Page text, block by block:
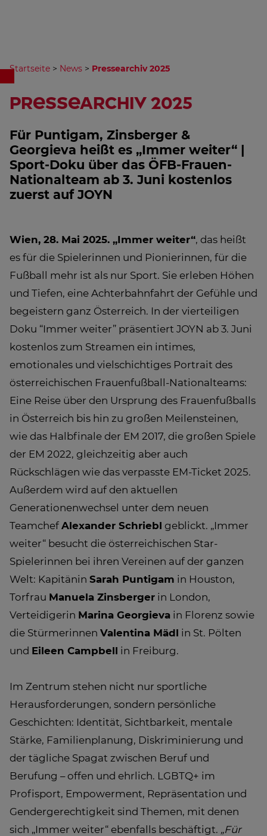
Startseite > News > Pressearchiv 2025
Pressearchiv 2025
Für Puntigam, Zinsberger &
Georgieva heißt es „Immer weiter“ |
Sport-Doku über das ÖFB-Frauen-
Nationalteam ab 3. Juni kostenlos
zuerst auf JOYN
Wien, 28. Mai 2025. „Immer weiter“, das heißt
es für die Spielerinnen und Pionierinnen, für die
Fußball mehr ist als nur Sport. Sie erleben Höhen
und Tiefen, eine Achterbahnfahrt der Gefühle und
begeistern ganz Österreich. In der vierteiligen
Doku “Immer weiter” präsentiert JOYN ab 3. Juni
kostenlos zum Streamen ein intimes,
emotionales und vielschichtiges Portrait des
österreichischen Frauenfußball-Nationalteams:
Eine Reise über den Ursprung des Frauenfußballs
in Österreich bis hin zu großen Meilensteinen,
wie das Halbfinale der EM 2017, die großen Spiele
der EM 2022, gleichzeitig aber auch
Rückschlägen wie das verpasste EM-Ticket 2025.
Außerdem wird auf den aktuellen
Generationenwechsel unter dem neuen
Teamchef Alexander Schriebl geblickt. „Immer
weiter“ besucht die österreichischen Star-
Spielerinnen bei ihren Vereinen auf der ganzen
Welt: Kapitänin Sarah Puntigam in Houston,
Torfrau Manuela Zinsberger in London,
Verteidigerin Marina Georgieva in Florenz sowie
die Stürmerinnen Valentina Mädl in St. Pölten
und Eileen Campbell in Freiburg.
Im Zentrum stehen nicht nur sportliche
Herausforderungen, sondern persönliche
Geschichten: Identität, Sichtbarkeit, mentale
Stärke, Familienplanung, Diskriminierung und
der tägliche Spagat zwischen Beruf und
Berufung – offen und ehrlich. LGBTQ+ im
Profisport, Empowerment, Repräsentation und
Gendergerechtigkeit sind Themen, mit denen
sich „Immer weiter“ ebenfalls beschäftigt. „Für